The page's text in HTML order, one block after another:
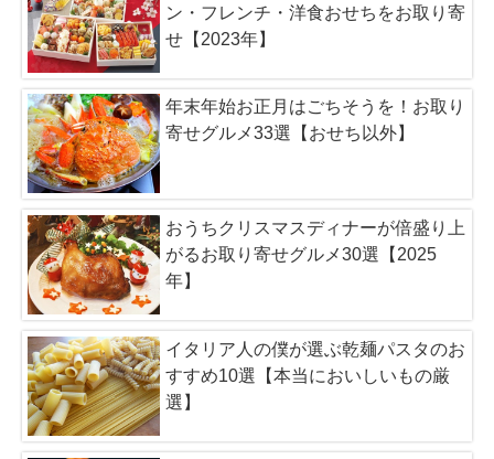
ン・フレンチ・洋食おせちをお取り寄
せ【2023年】
年末年始お正月はごちそうを！お取り
寄せグルメ33選【おせち以外】
おうちクリスマスディナーが倍盛り上
がるお取り寄せグルメ30選【2025
年】
イタリア人の僕が選ぶ乾麺パスタのお
すすめ10選【本当においしいもの厳
選】